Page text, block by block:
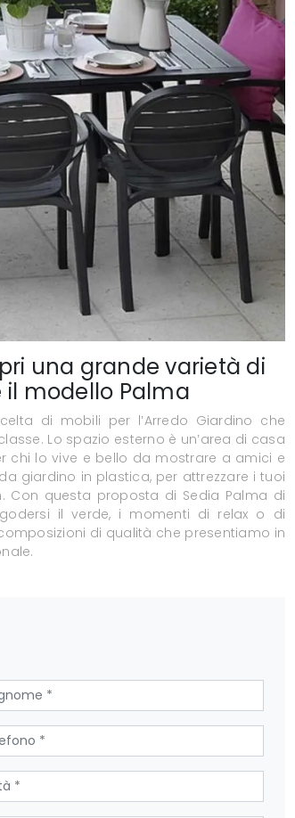
una grande varietà di
modello Palma
di mobili per l’Arredo Giardino che
Lo spazio esterno è un’area di casa
chi lo vive e bello da mostrare a amici e
giardino in plastica, per attrezzare i tuoi
Con questa proposta di Sedia Palma di
il verde, i momenti di relax o di
di qualità che presentiamo in